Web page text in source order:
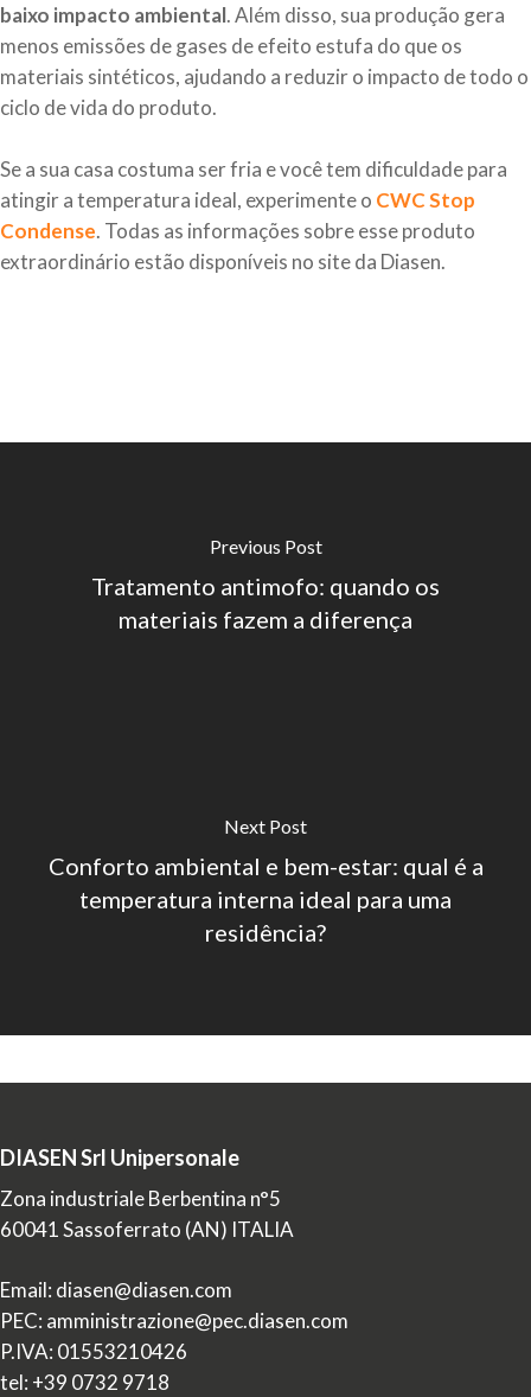
baixo impacto ambiental. Além disso, sua produção gera
menos emissões de gases de efeito estufa do que os
materiais sintéticos, ajudando a reduzir o impacto de todo o
ciclo de vida do produto.
Se a sua casa costuma ser fria e você tem dificuldade para
atingir a temperatura ideal, experimente o CWC Stop
Condense. Todas as informações sobre esse produto
extraordinário estão disponíveis no site da Diasen.
Previous Post
Tratamento antimofo: quando os
materiais fazem a diferença
Next Post
Conforto ambiental e bem-estar: qual é a
temperatura interna ideal para uma
residência?
DIASEN Srl Unipersonale
Zona industriale Berbentina n°5
60041 Sassoferrato (AN) ITALIA
Email: diasen@diasen.com
PEC: amministrazione@pec.diasen.com
P.IVA: 01553210426
tel: +39 0732 9718